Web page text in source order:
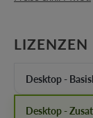
LIZENZEN
Desktop -
Desktop -